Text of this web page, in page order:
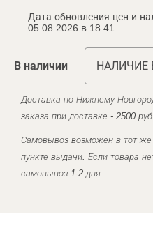
Дата обновления цен и
05.08.2026 в 18:41
В наличии НАЛИЧИЕ
Доставка по Нижнему
заказа при доставке - 2500 руб.
Самовывоз возможен в тот
пункте выдачи. Если товара
самовывоз 1-2 дня.